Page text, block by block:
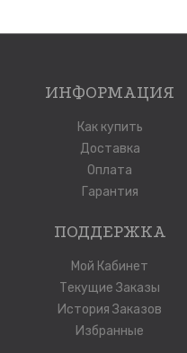
ИНФОРМАЦИЯ
Как купить
Доставка
Оплата
Гарантия
ПОДДЕРЖКА
Мой Кабинет
Текущие Заказы
История Заказов
Избранные